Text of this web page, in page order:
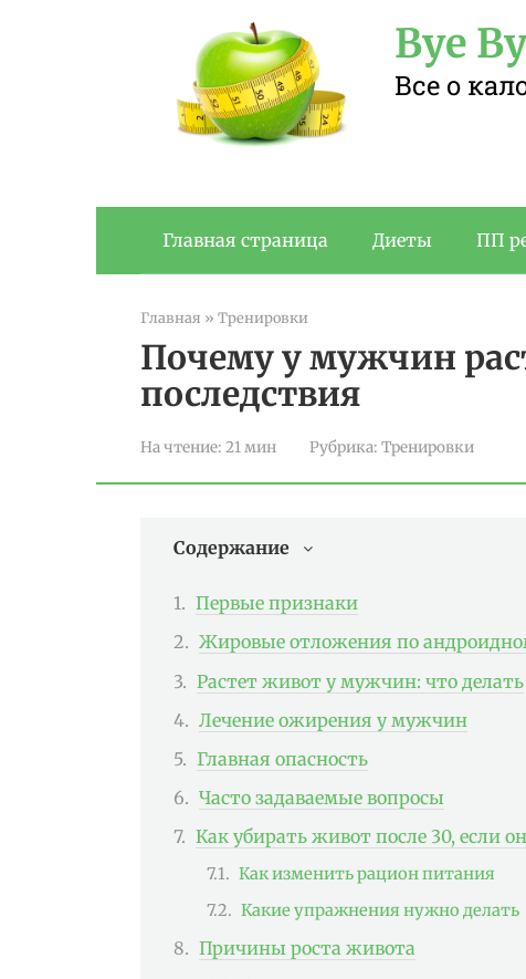
Bye
Все о
Главная страница Диеты ПП
Главная » Тренировки
Почему у мужчин
последствия
На чтение: 21 мин Рубрика: Тренировки
Содержание
Первые признаки
Жировые отложения по
Растет живот у мужчин: что делать
Лечение ожирения у мужчин
Главная опасность
Часто задаваемые вопросы
Как убирать живот после 30, если
Как изменить рацион питания
Какие упражнения нужно делать
Причины роста живота